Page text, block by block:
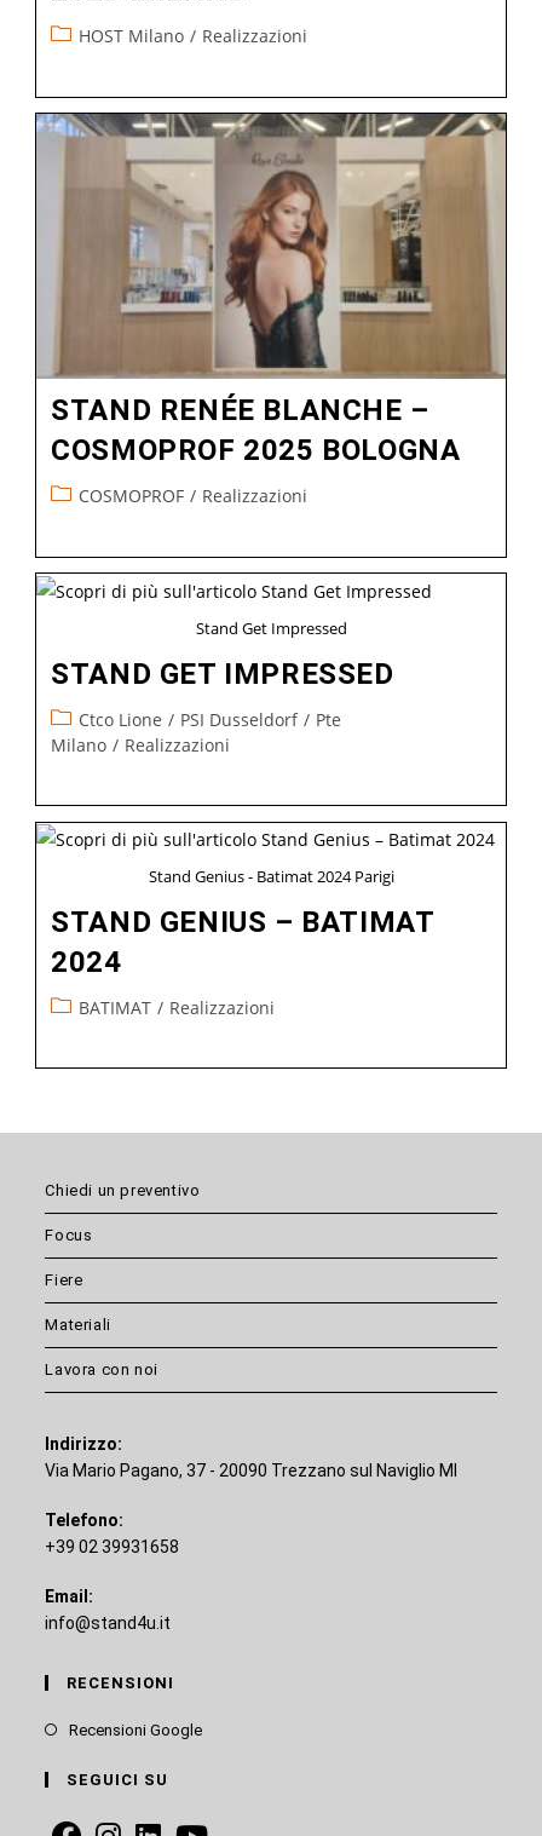
HOST Milano / Realizzazioni
STAND RENÉE BLANCHE –
COSMOPROF 2025 BOLOGNA
COSMOPROF / Realizzazioni
Stand Get Impressed
STAND GET IMPRESSED
Ctco Lione / PSI Dusseldorf / Pte
Milano / Realizzazioni
Stand Genius - Batimat 2024 Parigi
STAND GENIUS – BATIMAT
2024
BATIMAT / Realizzazioni
Chiedi un preventivo
Focus
Fiere
Materiali
Lavora con noi
Indirizzo:
Via Mario Pagano, 37 - 20090 Trezzano sul Naviglio MI
Telefono:
+39 02 39931658
Email:
info@stand4u.it
RECENSIONI
Recensioni Google
SEGUICI SU